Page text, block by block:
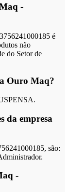
-
é
não
do Setor de
Ouro Maq?
da empresa
são:
-